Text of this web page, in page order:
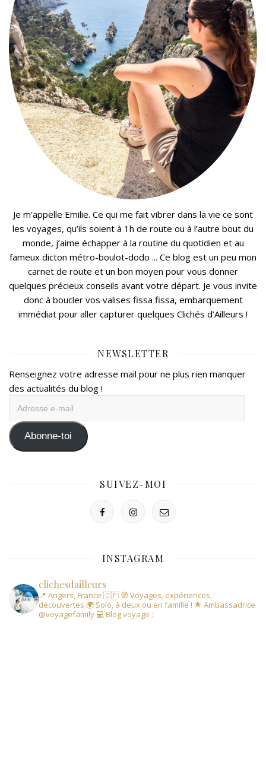
Je m'appelle Emilie. Ce qui me fait vibrer dans la vie ce sont
les voyages, qu’ils soient à 1h de route ou à l’autre bout du
monde, j’aime échapper à la routine du quotidien et au
fameux dicton métro-boulot-dodo ... Ce blog est un peu mon
carnet de route et un bon moyen pour vous donner
quelques précieux conseils avant votre départ. Je vous invite
donc à boucler vos valises fissa fissa, embarquement
immédiat pour aller capturer quelques Clichés d’Ailleurs !
NEWSLETTER
Renseignez votre adresse mail pour ne plus rien manquer
des actualités du blog !
mail Abonne-toi
SUIVEZ-MOI
INSTAGRAM
clichesdailleurs
📍 Angers, France 🇨🇵 🧭 Voyages, expériences,
découvertes 🌍 Solo, à deux ou en famille ! 🌟 Ambassadrice
@voyagefamily 💻 Blog voyage :